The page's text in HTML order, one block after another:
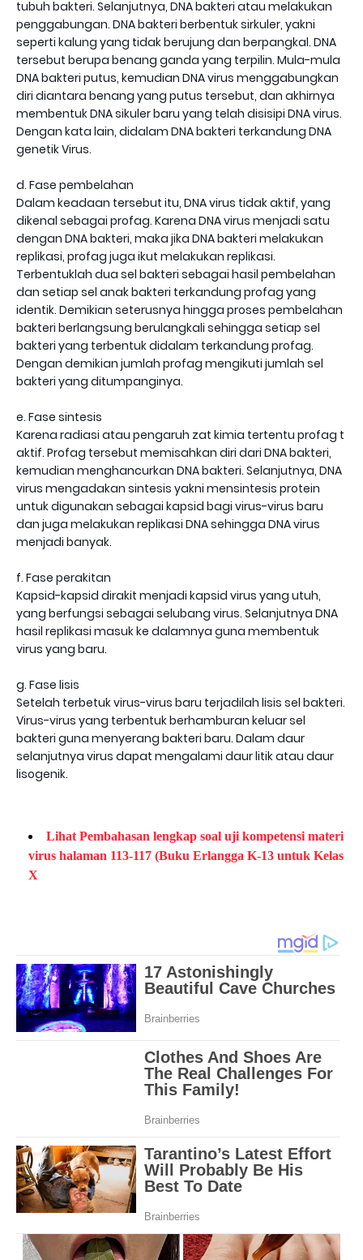
tubuh bakteri. Selanjutnya, DNA bakteri atau melakukan
penggabungan. DNA bakteri berbentuk sirkuler, yakni
seperti kalung yang tidak berujung dan berpangkal. DNA
tersebut berupa benang ganda yang terpilin. Mula-mula
DNA bakteri putus, kemudian DNA virus menggabungkan
diri diantara benang yang putus tersebut, dan akhirnya
membentuk DNA sikuler baru yang telah disisipi DNA virus.
Dengan kata lain, didalam DNA bakteri terkandung DNA
genetik Virus.
d. Fase pembelahan
Dalam keadaan tersebut itu, DNA virus tidak aktif, yang
dikenal sebagai profag. Karena DNA virus menjadi satu
dengan DNA bakteri, maka jika DNA bakteri melakukan
replikasi, profag juga ikut melakukan replikasi.
Terbentuklah dua sel bakteri sebagai hasil pembelahan
dan setiap sel anak bakteri terkandung profag yang
identik. Demikian seterusnya hingga proses pembelahan
bakteri berlangsung berulangkali sehingga setiap sel
bakteri yang terbentuk didalam terkandung profag.
Dengan demikian jumlah profag mengikuti jumlah sel
bakteri yang ditumpanginya.
e. Fase sintesis
Karena radiasi atau pengaruh zat kimia tertentu profag t
aktif. Profag tersebut memisahkan diri dari DNA bakteri,
kemudian menghancurkan DNA bakteri. Selanjutnya, DNA
virus mengadakan sintesis yakni mensintesis protein
untuk digunakan sebagai kapsid bagi virus-virus baru
dan juga melakukan replikasi DNA sehingga DNA virus
menjadi banyak.
f. Fase perakitan
Kapsid-kapsid dirakit menjadi kapsid virus yang utuh,
yang berfungsi sebagai selubang virus. Selanjutnya DNA
hasil replikasi masuk ke dalamnya guna membentuk
virus yang baru.
g. Fase lisis
Setelah terbetuk virus-virus baru terjadilah lisis sel bakteri.
Virus-virus yang terbentuk berhamburan keluar sel
bakteri guna menyerang bakteri baru. Dalam daur
selanjutnya virus dapat mengalami daur litik atau daur
lisogenik.
Lihat Pembahasan lengkap soal uji kompetensi materi
virus halaman 113-117 (Buku Erlangga K-13 untuk Kelas
X